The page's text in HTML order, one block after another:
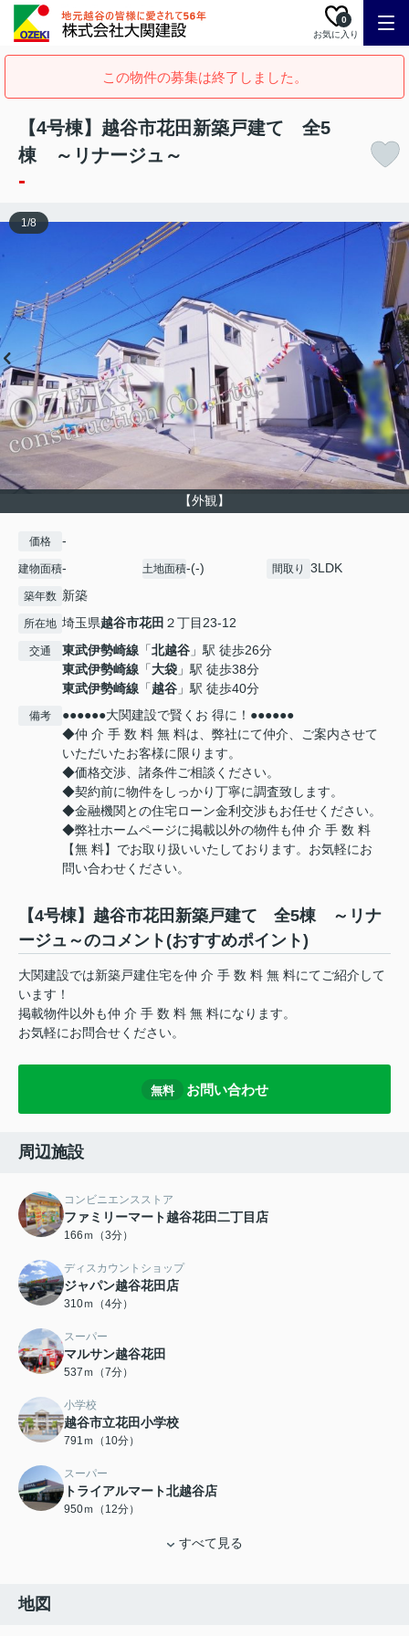
お気に入り
0
この物件の募集は終了しました。
【4号棟】越谷市花田新築戸建て 全5
棟 ～リナージュ～
-
【外観】
1/8
価格 -
建物面積- 土地面積-(-) 間取り 3LDK
築年数 新築
所在地 埼玉県越谷市花田 ２丁目23-12
交通 東武伊勢崎線 「北越谷 」駅 徒歩26分
東武伊勢崎線 「大袋 」駅 徒歩38分
東武伊勢崎線 「越谷 」駅 徒歩40分
備考
●●●●●●大関建設で賢くお 得に！●●●●●●
◆仲 介 手 数 料 無 料は、弊社にて仲介、ご案内させて
いただいたお客様に限ります。
◆価格交渉、諸条件ご相談ください。
◆契約前に物件をしっかり丁寧に調査致します。
◆金融機関との住宅ローン金利交渉もお任せください。
◆弊社ホームページに掲載以外の物件も仲 介 手 数 料
【無 料】でお取り扱いいたしております。お気軽にお
問い合わせください。
【4号棟】越谷市花田新築戸建て 全5棟 ～リナ
ージュ～のコメント(おすすめポイント)
大関建設では新築戸建住宅を仲 介 手 数 料 無 料にてご紹介して
います！
掲載物件以外も仲 介 手 数 料 無 料になります。
お気軽にお問合せください。
無料 お問い合わせ
周辺施設
コンビニエンスストア
ファミリーマート越谷花田二丁目店
166ｍ（3分）
ディスカウントショップ
ジャパン越谷花田店
310ｍ（4分）
スーパー
マルサン越谷花田
537ｍ（7分）
小学校
越谷市立花田小学校
791ｍ（10分）
スーパー
トライアルマート北越谷店
950ｍ（12分）
すべて見る
地図